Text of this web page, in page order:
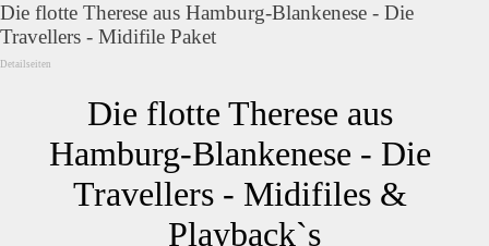
Die flotte Therese aus Hamburg-Blankenese - Die
Travellers - Midifile Paket
Detailseiten
Die flotte Therese aus
Hamburg-Blankenese - Die
Travellers - Midifiles &
Playback`s